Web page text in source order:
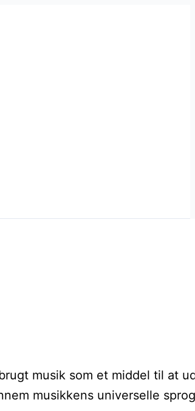
musik som et middel til
musikkens universelle